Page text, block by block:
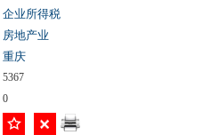
企业所得税
房地产业
重庆
5367
0